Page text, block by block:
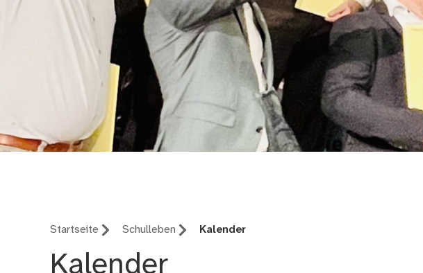
Startseite Schulleben Kalender
Kalender